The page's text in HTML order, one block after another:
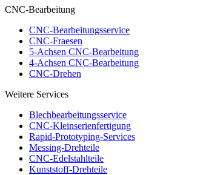
CNC-Bearbeitung
CNC-Bearbeitungsservice
CNC-Fraesen
5-Achsen CNC-Bearbeitung
4-Achsen CNC-Bearbeitung
CNC-Drehen
Weitere Services
Blechbearbeitungsservice
CNC-Kleinserienfertigung
Rapid-Prototyping-Services
Messing-Drehteile
CNC-Edelstahlteile
Kunststoff-Drehteile